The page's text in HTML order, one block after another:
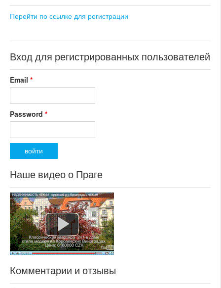
номер объекта:
Перейти по ссылке для регистрации
Вход для регистрированных пользователей
Email *
Password *
Наше видео о Праге
Комментарии и отзывы